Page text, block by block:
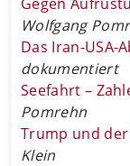
Wolfgang
Das Iran-USA-
dokumentiert
Seefahrt –
Pomrehn
Trump und
Klein